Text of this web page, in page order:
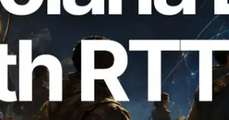
Leader Slot API अब 7
मापता है — Validators
भी लॉन्च